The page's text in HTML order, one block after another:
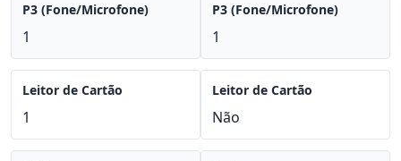
P3 (Fone/Microfone)
1
Leitor de Cartão
1
P3 (Fone/Microfone)
1
Leitor de Cartão
Não